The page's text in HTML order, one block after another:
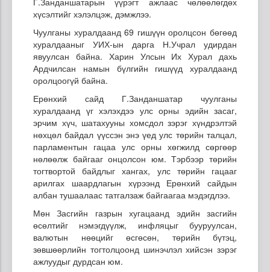
хүсэлтийг хэлэлцэж, дэмжлээ.
Чуулганы хуралдаанд 69 гишүүн оролцсон бөгөөд
хуралдааныг УИХ-ын дарга Н.Учрал удирдан
явуулсан байна. Харин Улсын Их Хурал дахь
Ардчилсан намын бүлгийн гишүүд хуралдаанд
оролцоогүй байна.
Ерөнхий сайд Г.Занданшатар чуулганы
хуралдаанд үг хэлэхдээ улс орны эдийн засаг,
эрчим хүч, шатахууны хомсдол зэрэг хүндрэлтэй
нөхцөл байдал үүссэн энэ үед улс төрийн талцал,
парламентын гацаа улс орны хөгжилд сөргөөр
нөлөөлж байгааг онцолсон юм. Тэрбээр төрийн
тогтвортой байдлыг хангах, улс төрийн гацааг
арилгах шаардлагын хүрээнд Ерөнхий сайдын
албан тушаалаас татгалзаж байгаагаа мэдэгдлээ.
Мөн Засгийн газрын хугацаанд эдийн засгийн
өсөлтийг нэмэгдүүлж, инфляцыг бууруулсан,
валютын нөөцийг өсгөсөн, төрийн бүтэц,
зөвшөөрлийн тогтолцоонд шинэчлэл хийсэн зэрэг
ажлуудыг дурдсан юм.